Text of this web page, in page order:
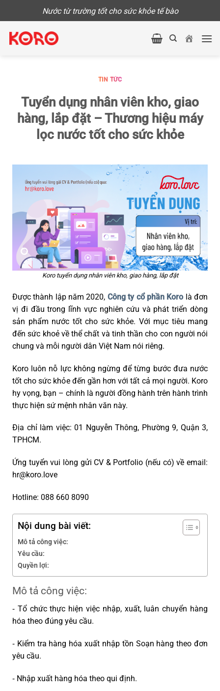
content
Nước từ trường tốt cho sức khỏe tế bào
TIN TỨC
Tuyển dụng nhân viên kho, giao
hàng, lắp đặt – Thương hiệu máy
lọc nước tốt cho sức khỏe
Koro tuyển dụng nhân viên kho, giao hàng, lắp đặt
Được thành lập năm 2020, Công ty cổ phần Koro là đơn
vị đi đầu trong lĩnh vực nghiên cứu và phát triển dòng
sản phẩm nước tốt cho sức khỏe. Với mục tiêu mang
đến sức khoẻ về thể chất và tinh thần cho con người nói
chung và mỗi người dân Việt Nam nói riêng.
Koro luôn nỗ lực không ngừng để từng bước đưa nước
tốt cho sức khỏe đến gần hơn với tất cả mọi người. Koro
hy vọng, bạn – chính là người đồng hành trên hành trình
thực hiện sứ mệnh nhân văn này.
Địa chỉ làm việc: 01 Nguyễn Thông, Phường 9, Quận 3,
TPHCM.
Ứng tuyển vui lòng gửi CV & Portfolio (nếu có) về email:
hr@koro.love
Hotline: 088 660 8090
Nội dung bài viết:
Mô tả công việc:
Yêu cầu:
Quyền lợi:
Mô tả công việc:
⁃ Tổ chức thực hiện việc nhập, xuất, luân chuyển hàng
hóa theo đúng yêu cầu.
⁃ Kiểm tra hàng hóa xuất nhập tồn Soạn hàng theo đơn
yêu cầu.
⁃ Nhập xuất hàng hóa theo qui định.